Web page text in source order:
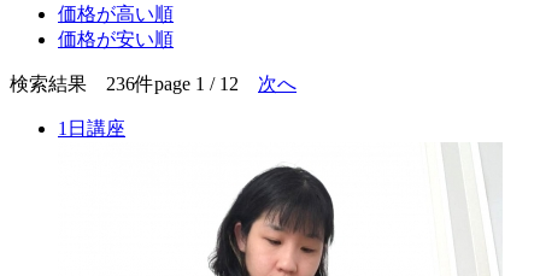
価格が高い順
価格が安い順
検索結果 236件page 1 / 12 次へ
1日講座